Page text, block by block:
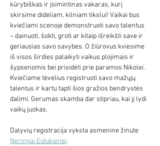
kūrybiškas ir įsimintinas vakaras, kurį
skirsime dideliam, kilniam tikslui! Vaikai bus
kviečiami scenoje demonstruoti savo talentus
– dainuoti, šokti, groti ar kitaip išreikšti save ir
geriausias savo savybes. O žiūrovus kviesime
iš visos širdies palaikyti vaikus plojimais ir
šypsenomis bei prisidėti prie paramos Nikolei.
Kviečiame tėvelius registruoti savo mažųjų
talentus ir kartu tapti šios gražios bendrystės
dalimi. Gerumas skamba dar stipriau, kai jį lydi
vaikų juokas.
Dalyvių registracija vyksta asmenine žinute
Neringai Eidukienei.